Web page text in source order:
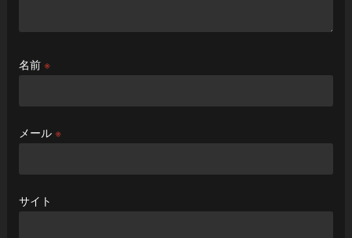
名前 ※
メール ※
サイト